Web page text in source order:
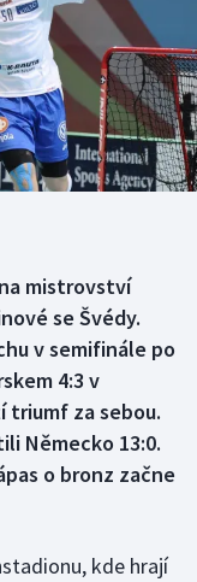
mistrovství
se Švédy.
v semifinále po
4:3 v
za sebou.
Německo 13:0.
o bronz začne
kde hrají